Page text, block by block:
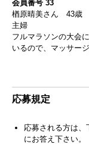
会員番号 33
楢原晴美さん 43歳
主婦
フルマラソンの大会
いるので、マッサー
応募規定
応募される方は、
にお答え下さい。